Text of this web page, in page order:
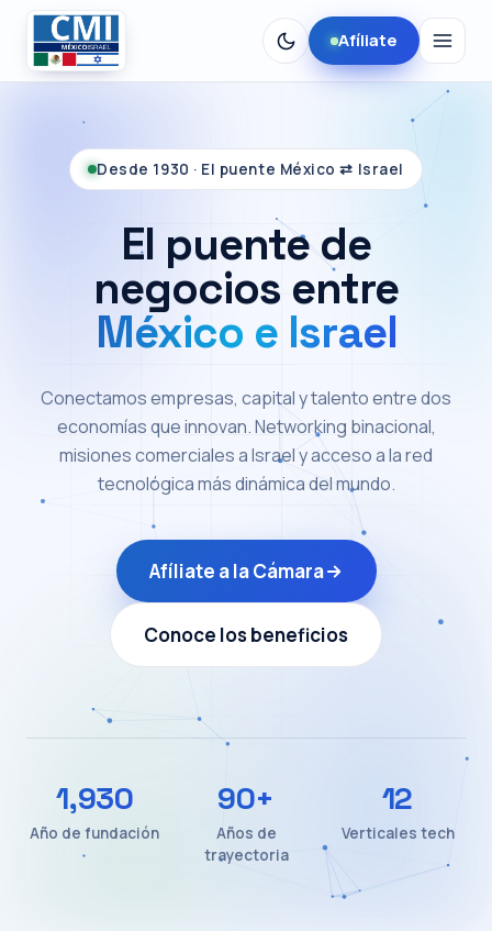
Afíliate
Desde 1930 · El puente México ⇄ Israel
El puente de
negocios entre
México e Israel
Conectamos empresas, capital y talento entre dos
economías que innovan. Networking binacional,
misiones comerciales a Israel y acceso a la red
tecnológica más dinámica del mundo.
Afíliate a la Cámara
Conoce los beneficios
1,930
Año de fundación
90+
Años de
trayectoria
12
Verticales tech